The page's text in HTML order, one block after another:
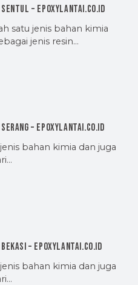
– EpoxyLantai.co.id
satu jenis bahan kimia
jenis resin…
– EpoxyLantai.co.id
bahan kimia dan juga
– EpoxyLantai.co.id
bahan kimia dan juga